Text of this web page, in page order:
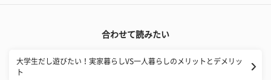
合わせて読みたい
大学生だし遊びたい！実家暮らしVS一人暮らしのメリットとデメリッ
ト